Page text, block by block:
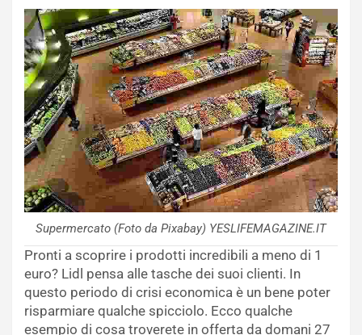
Supermercato (Foto da Pixabay) YESLIFEMAGAZINE.IT
Pronti a scoprire i prodotti incredibili a meno di 1
euro? Lidl pensa alle tasche dei suoi clienti. In
questo periodo di crisi economica è un bene poter
risparmiare qualche spicciolo. Ecco qualche
esempio di cosa troverete in offerta da domani 27